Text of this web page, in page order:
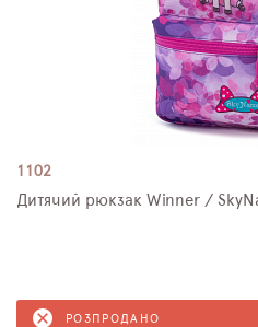
1102
Дитячий
РОЗПРОДАНО